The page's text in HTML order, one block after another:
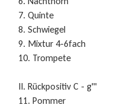
7. Quinte
8. Schwiegel
9. Mixtur 4-6fach
10. Trompete
II. Rückpositiv C - g'''
11. Pommer